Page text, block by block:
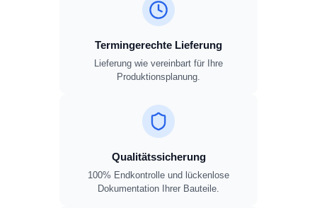
Termingerechte Lieferung
Lieferung wie vereinbart für Ihre
Produktionsplanung.
Qualitätssicherung
100% Endkontrolle und lückenlose
Dokumentation Ihrer Bauteile.